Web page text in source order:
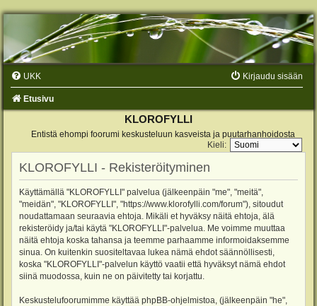
UKK Kirjaudu sisään
Etusivu
KLOROFYLLI
Entistä ehompi foorumi keskusteluun kasveista ja puutarhanhoidosta
Kieli:
KLOROFYLLI - Rekisteröityminen
Käyttämällä "KLOROFYLLI" palvelua (jälkeenpäin "me", "meitä",
"meidän", "KLOROFYLLI", "https://www.klorofylli.com/forum"), sitoudut
noudattamaan seuraavia ehtoja. Mikäli et hyväksy näitä ehtoja, älä
rekisteröidy ja/tai käytä "KLOROFYLLI"-palvelua. Me voimme muuttaa
näitä ehtoja koska tahansa ja teemme parhaamme informoidaksemme
sinua. On kuitenkin suositeltavaa lukea nämä ehdot säännöllisesti,
koska "KLOROFYLLI"-palvelun käyttö vaatii että hyväksyt nämä ehdot
siinä muodossa, kuin ne on päivitetty tai korjattu.
Keskustelufoorumimme käyttää phpBB-ohjelmistoa, (jälkeenpäin "he",